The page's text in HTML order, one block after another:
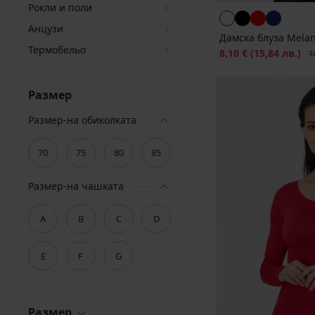
Рокли и поли
Анцузи
Термобельо
Размер
Размер-на обиколката
70 75 80 85
Размер-на чашката
A B C D
E F G
Дамска блуза
Намаление
8,10 € (15,84 лв.)